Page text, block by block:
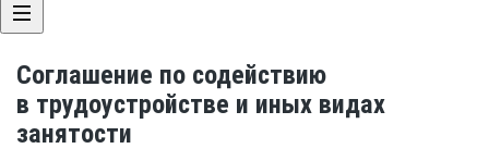
Соглашение по содействию
в трудоустройстве и иных видах
занятости